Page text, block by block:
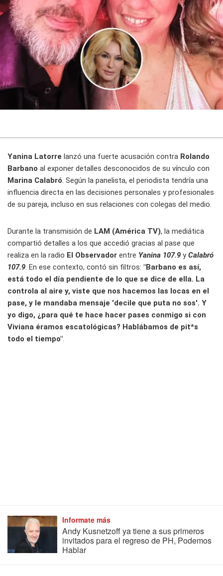
Yanina Latorre lanzó una fuerte acusación contra Rolando
Barbano al exponer detalles desconocidos de su vínculo con
Marina Calabró. Según la panelista, el periodista tendría una
influencia directa en las decisiones personales y profesionales
de su pareja, incluso en sus relaciones con colegas del medio.
Durante la transmisión de LAM (América TV), la mediática
compartió detalles a los que accedió gracias al pase que
realiza en la radio El Observador entre Yanina 107.9 yCalabró
107.9. En ese contexto, contó sin filtros: "Barbano es así,
está todo el día pendiente de lo que se dice de ella. La
controla al aire y, viste que nos hacemos las locas en el
pase, y le mandaba mensaje 'decile que puta no sos'. Y
yo digo, ¿para qué te hace hacer pases conmigo si con
Viviana éramos escatológicas? Hablábamos de pit*s
todo el tiempo".
Informate más
Andy Kusnetzoff ya tiene a sus primeros
invitados para el regreso de PH, Podemos
Hablar